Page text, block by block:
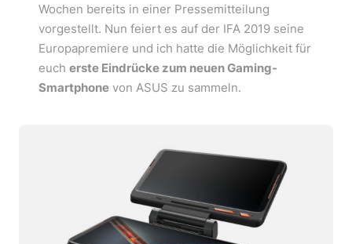
Wochen bereits in einer Pressemitteilung
vorgestellt. Nun feiert es auf der IFA 2019 seine
Europapremiere und ich hatte die Möglichkeit für
euch erste Eindrücke zum neuen Gaming-
Smartphonevon ASUS zu sammeln.